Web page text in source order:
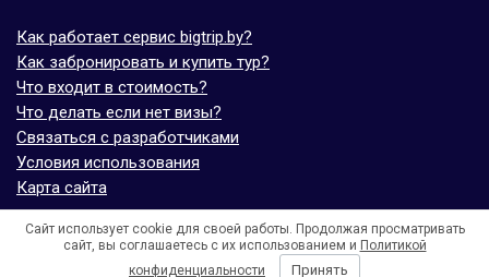
Как работает сервис bigtrip.by?
Как забронировать и купить тур?
Что входит в стоимость?
Что делать если нет визы?
Связаться с разработчиками
Условия использования
Карта сайта
© bigtrip.by,elijoviaje.es– 2014 - 2026
- 5.0 на основе 7 отзывов
Сайт использует cookie для своей работы. Продолжая просматривать
сайт, вы соглашаетесь с их использованием и Политикой
конфиденциальности
Принять